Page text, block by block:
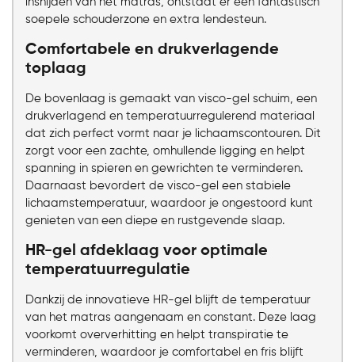
soepele schouderzone en extra lendesteun.
Comfortabele en drukverlagende
toplaag
De bovenlaag is gemaakt van visco-gel schuim, een
drukverlagend en temperatuurregulerend materiaal
dat zich perfect vormt naar je lichaamscontouren. Dit
zorgt voor een zachte, omhullende ligging en helpt
spanning in spieren en gewrichten te verminderen.
Daarnaast bevordert de visco-gel een stabiele
lichaamstemperatuur, waardoor je ongestoord kunt
genieten van een diepe en rustgevende slaap.
HR-gel afdeklaag voor optimale
temperatuurregulatie
Dankzij de innovatieve HR-gel blijft de temperatuur
van het matras aangenaam en constant. Deze laag
voorkomt oververhitting en helpt transpiratie te
verminderen, waardoor je comfortabel en fris blijft